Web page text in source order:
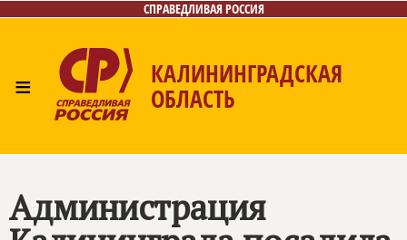
СПРАВЕДЛИВАЯ РОССИЯ
≡ КАЛИНИНГРАДСКАЯ
ОБЛАСТЬ
Администрация